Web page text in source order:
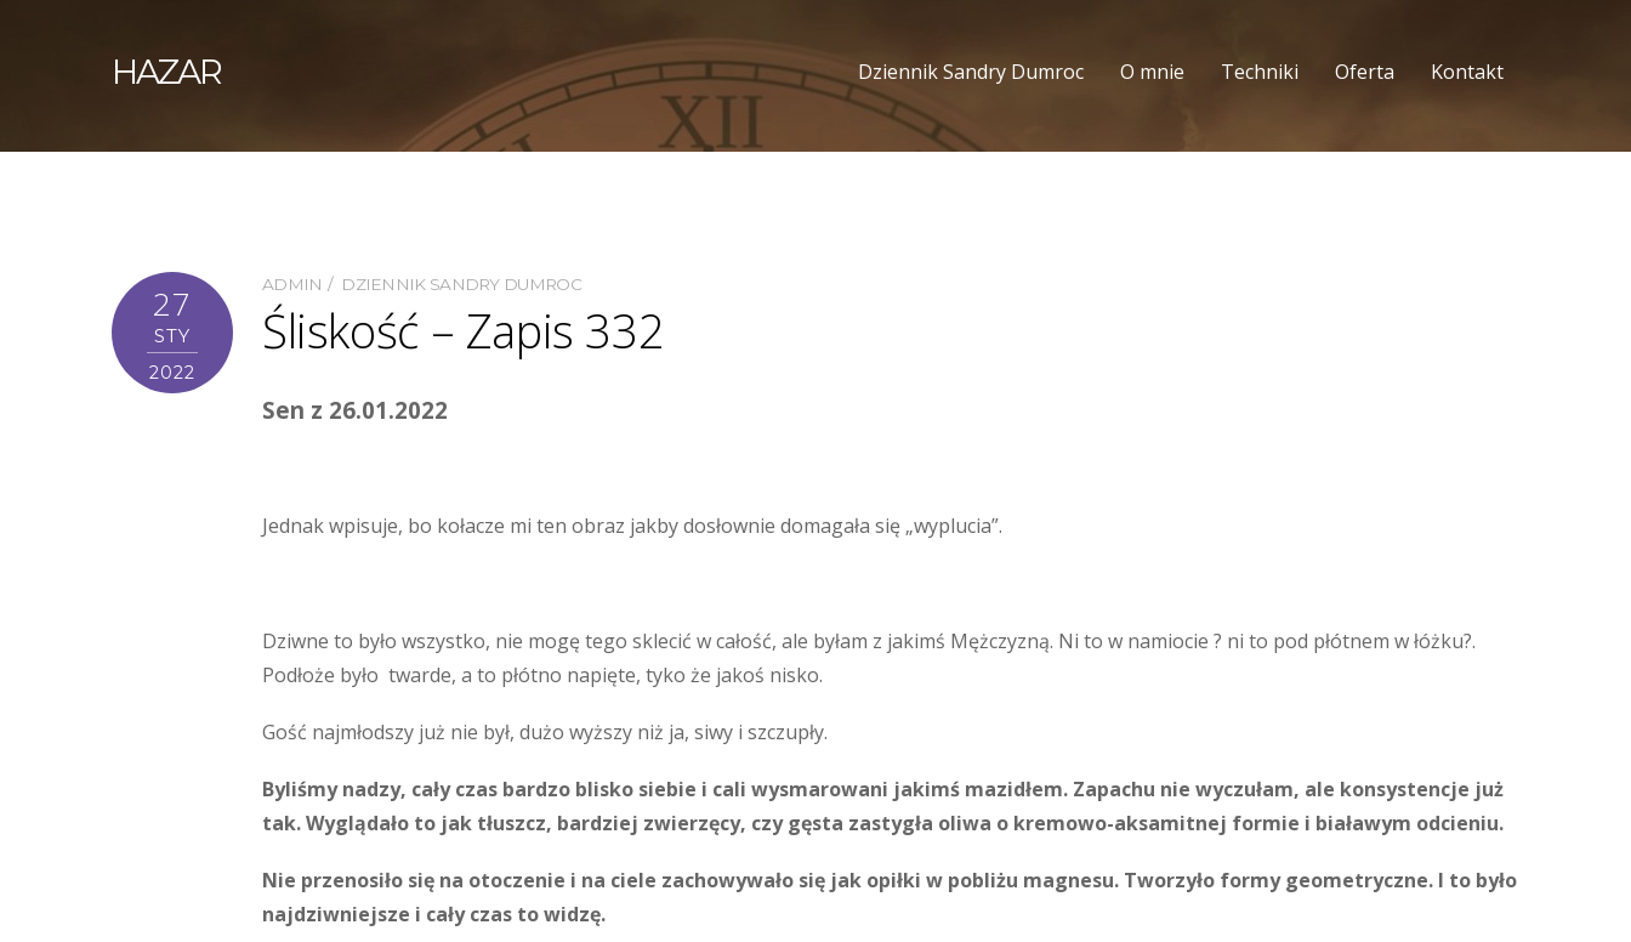
HAZAR Dziennik Sandry Dumroc O mnie Techniki Oferta Kontakt
27
STY
2022
ADMIN DZIENNIK SANDRY DUMROC
Śliskość – Zapis 332
Sen z 26.01.2022
Jednak wpisuje, bo kołacze mi ten obraz jakby dosłownie domagała się „wyplucia”.
Dziwne to było wszystko, nie mogę tego sklecić w całość, ale byłam z jakimś Mężczyzną. Ni to w namiocie ? ni to pod płótnem w łóżku?.
Podłoże było twarde, a to płótno napięte, tyko że jakoś nisko.
Gość najmłodszy już nie był, dużo wyższy niż ja, siwy i szczupły.
Byliśmy nadzy, cały czas bardzo blisko siebie i cali wysmarowani jakimś mazidłem. Zapachu nie wyczułam, ale konsystencje już
tak. Wyglądało to jak tłuszcz, bardziej zwierzęcy, czy gęsta zastygła oliwa o kremowo-aksamitnej formie i białawym odcieniu.
Nie przenosiło się na otoczenie i na ciele zachowywało się jak opiłki w pobliżu magnesu. Tworzyło formy geometryczne. I to było
najdziwniejsze i cały czas to widzę.